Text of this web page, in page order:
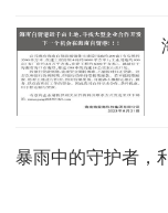
暴雨中的守护者，